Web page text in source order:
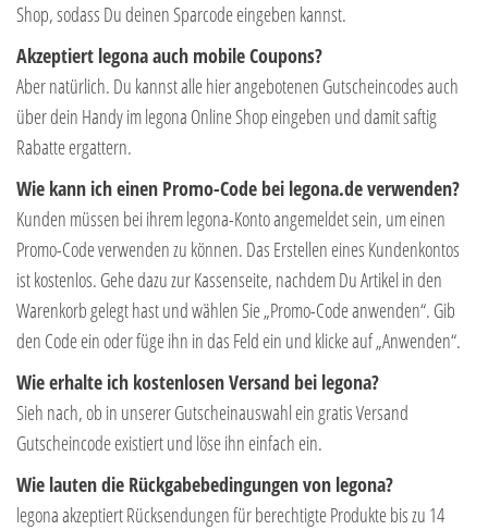
Shop, sodass Du deinen Sparcode eingeben kannst.
Akzeptiert legona auch mobile Coupons?
Aber natürlich. Du kannst alle hier angebotenen Gutscheincodes auch
über dein Handy im legona Online Shop eingeben und damit saftig
Rabatte ergattern.
Wie kann ich einen Promo-Code bei legona.de verwenden?
Kunden müssen bei ihrem legona-Konto angemeldet sein, um einen
Promo-Code verwenden zu können. Das Erstellen eines Kundenkontos
ist kostenlos. Gehe dazu zur Kassenseite, nachdem Du Artikel in den
Warenkorb gelegt hast und wählen Sie „Promo-Code anwenden“. Gib
den Code ein oder füge ihn in das Feld ein und klicke auf „Anwenden“.
Wie erhalte ich kostenlosen Versand bei legona?
Sieh nach, ob in unserer Gutscheinauswahl ein gratis Versand
Gutscheincode existiert und löse ihn einfach ein.
Wie lauten die Rückgabebedingungen von legona?
legona akzeptiert Rücksendungen für berechtigte Produkte bis zu 14